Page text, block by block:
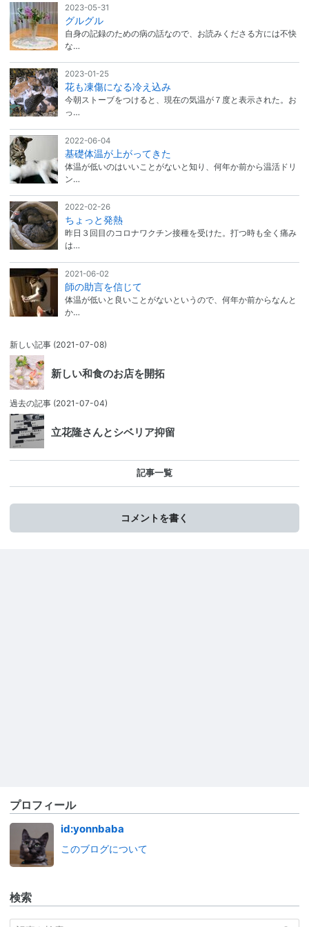
2023-05-31
グルグル
自身の記録のための病の話なので、お読みくださる方には不快
な…
2023-01-25
花も凍傷になる冷え込み
今朝ストーブをつけると、現在の気温が７度と表示された。お
っ…
2022-06-04
基礎体温が上がってきた
体温が低いのはいいことがないと知り、何年か前から温活ドリ
ン…
2022-02-26
ちょっと発熱
昨日３回目のコロナワクチン接種を受けた。打つ時も全く痛み
は…
2021-06-02
師の助言を信じて
体温が低いと良いことがないというので、何年か前からなんと
か…
新しい記事 (2021-07-08)
新しい和食のお店を開拓
過去の記事 (2021-07-04)
立花隆さんとシベリア抑留
記事一覧
コメントを書く
プロフィール
id:yonnbaba
このブログについて
検索